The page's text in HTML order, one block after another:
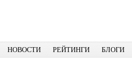
НОВОСТИ РЕЙТИНГИ БЛОГИ